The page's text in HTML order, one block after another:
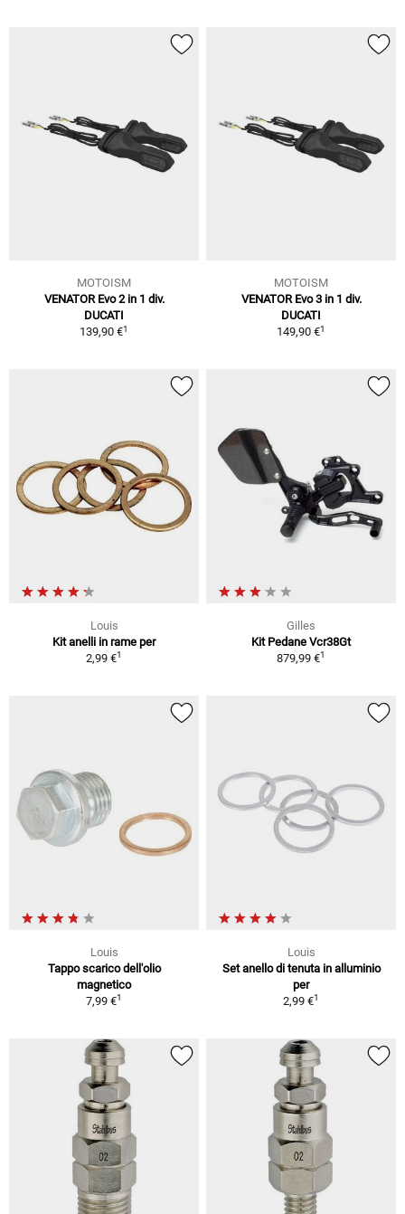
MOTOISM
VENATOR Evo 2 in 1 div.
DUCATI
139,90 €1
MOTOISM
VENATOR Evo 3 in 1 div.
DUCATI
149,90 €1
Louis
Kit anelli in rame per
2,99 €1
Gilles
Kit Pedane Vcr38Gt
879,99 €1
Louis
Tappo scarico dell'olio
magnetico
7,99 €1
Louis
Set anello di tenuta in alluminio
per
2,99 €1